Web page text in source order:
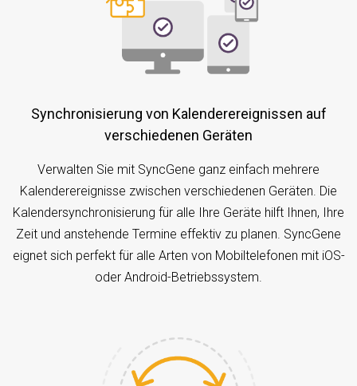
Synchronisierung von Kalenderereignissen auf
verschiedenen Geräten
Verwalten Sie mit SyncGene ganz einfach mehrere
Kalenderereignisse zwischen verschiedenen Geräten. Die
Kalendersynchronisierung für alle Ihre Geräte hilft Ihnen, Ihre
Zeit und anstehende Termine effektiv zu planen. SyncGene
eignet sich perfekt für alle Arten von Mobiltelefonen mit iOS-
oder Android-Betriebssystem.